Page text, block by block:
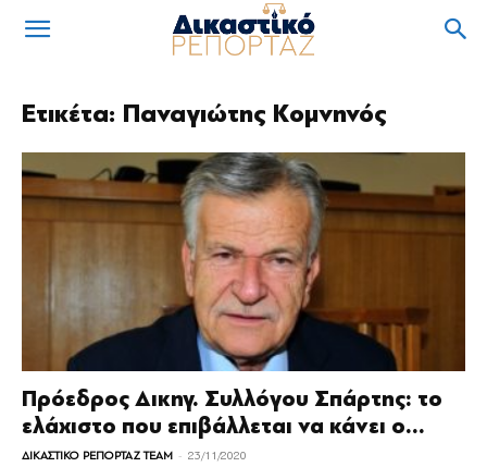
Ετικέτα: Παναγιώτης Κομνηνός
Πρόεδρος Δικηγ. Συλλόγου Σπάρτης: το
ελάχιστο που επιβάλλεται να κάνει ο...
ΔΙΚΑΣΤΙΚΟ ΡΕΠΟΡΤΑΖ TEAM - 23/11/2020